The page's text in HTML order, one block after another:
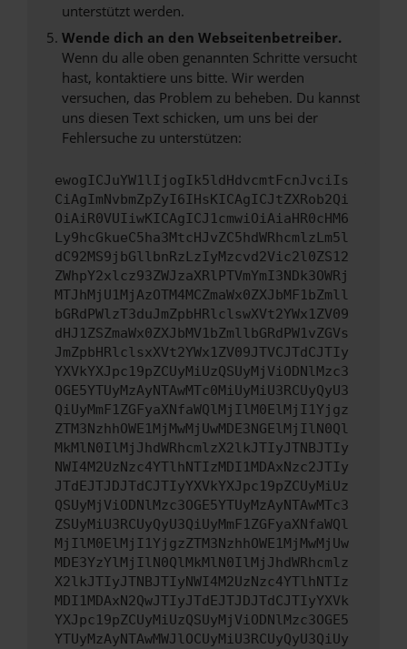
unterstützt werden.
Wende dich an den Webseitenbetreiber.
Wenn du alle oben genannten Schritte versucht
hast, kontaktiere uns bitte. Wir werden
versuchen, das Problem zu beheben. Du kannst
uns diesen Text schicken, um uns bei der
Fehlersuche zu unterstützen:
ewogICJuYW1lIjogIk5ldHdvcmtFcnJvciIs
CiAgImNvbmZpZyI6IHsKICAgICJtZXRob2Qi
OiAiR0VUIiwKICAgICJ1cmwiOiAiaHR0cHM6
Ly9hcGkueC5ha3MtcHJvZC5hdWRhcmlzLm5l
dC92MS9jbGllbnRzLzIyMzcvd2Vic2l0ZS12
ZWhpY2xlcz93ZWJzaXRlPTVmYmI3NDk3OWRj
MTJhMjU1MjAzOTM4MCZmaWx0ZXJbMF1bZmll
bGRdPWlzT3duJmZpbHRlclswXVt2YWx1ZV09
dHJ1ZSZmaWx0ZXJbMV1bZmllbGRdPW1vZGVs
JmZpbHRlclsxXVt2YWx1ZV09JTVCJTdCJTIy
YXVkYXJpc19pZCUyMiUzQSUyMjViODNlMzc3
OGE5YTUyMzAyNTAwMTc0MiUyMiU3RCUyQyU3
QiUyMmF1ZGFyaXNfaWQlMjIlM0ElMjI1Yjgz
ZTM3NzhhOWE1MjMwMjUwMDE3NGElMjIlN0Ql
MkMlN0IlMjJhdWRhcmlzX2lkJTIyJTNBJTIy
NWI4M2UzNzc4YTlhNTIzMDI1MDAxNzc2JTIy
JTdEJTJDJTdCJTIyYXVkYXJpc19pZCUyMiUz
QSUyMjViODNlMzc3OGE5YTUyMzAyNTAwMTc3
ZSUyMiU3RCUyQyU3QiUyMmF1ZGFyaXNfaWQl
MjIlM0ElMjI1YjgzZTM3NzhhOWE1MjMwMjUw
MDE3YzYlMjIlN0QlMkMlN0IlMjJhdWRhcmlz
X2lkJTIyJTNBJTIyNWI4M2UzNzc4YTlhNTIz
MDI1MDAxN2QwJTIyJTdEJTJDJTdCJTIyYXVk
YXJpc19pZCUyMiUzQSUyMjViODNlMzc3OGE5
YTUyMzAyNTAwMWJlOCUyMiU3RCUyQyU3QiUy